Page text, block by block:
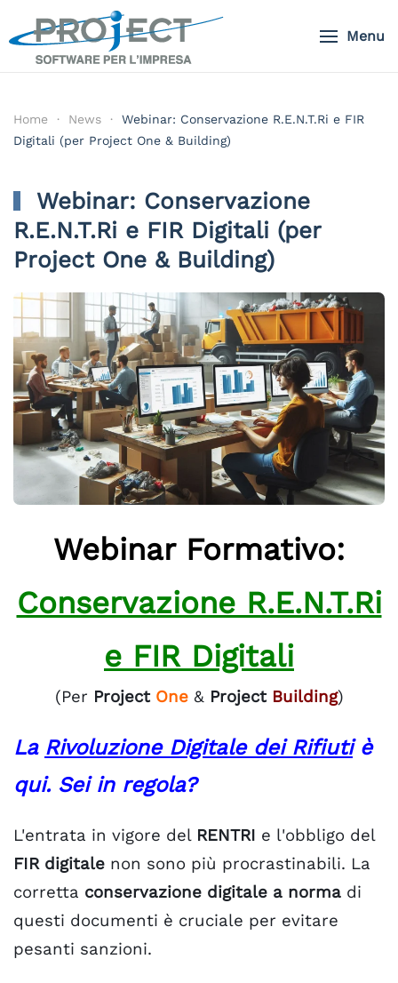
Skip to main content
Menu
Home News
Webinar: Conservazione R.E.N.T.Ri e FIR
Digitali (per Project One & Building)
Webinar: Conservazione
R.E.N.T.Ri e FIR Digitali (per
Project One & Building)
Webinar Formativo:
Conservazione R.E.N.T.Ri
e FIR Digitali
(Per Project One & Project Building)
La Rivoluzione Digitale dei Rifiutiè
qui. Sei in regola?
L'entrata in vigore del RENTRI e l'obbligo del
FIR digitale non sono più procrastinabili. La
corretta conservazione digitale a norma di
questi documenti è cruciale per evitare
pesanti sanzioni.